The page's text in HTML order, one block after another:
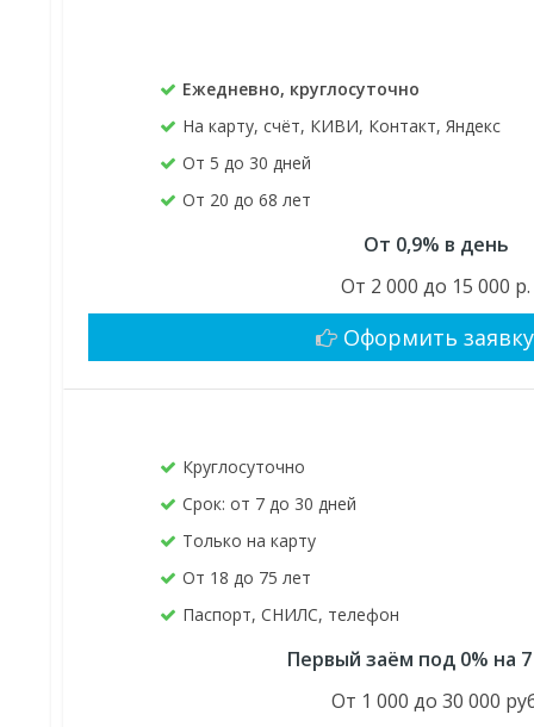
Ежедневно, круглосуточно
На карту, счёт, КИВИ, Контакт, Яндекс
От 5 до 30 дней
От 20 до 68 лет
От 0,9% в день
От 2 000 до 15 000 р.
Оформить заявку
Круглосуточно
Срок: от 7 до 30 дней
Только на карту
От 18 до 75 лет
Паспорт, СНИЛС, телефон
Первый заём под 0% на
От 1 000 до 30 000